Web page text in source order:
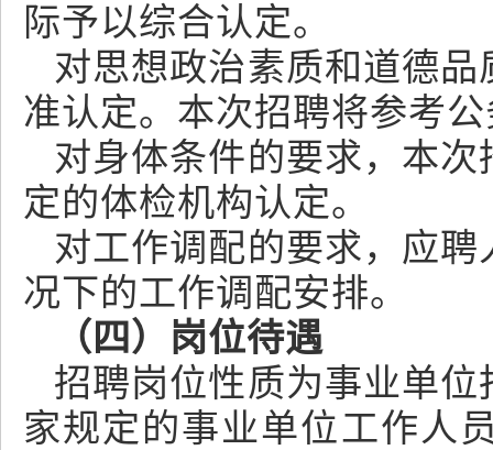
际予以综合认定。
对思想政治素质和道德
准认定。本次招聘将参考
对身体条件的要求，本
定的体检机构认定。
对工作调配的要求，应
况下的工作调配安排。
（四）岗位待遇
招聘岗位性质为事业单
家规定的事业单位工作人